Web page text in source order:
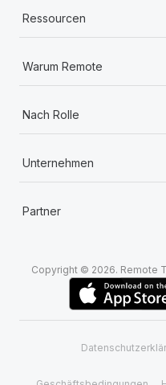
Ressourcen
Warum Remote
Nach Rolle
Unternehmen
Partner
Copyright © 2026. Remote